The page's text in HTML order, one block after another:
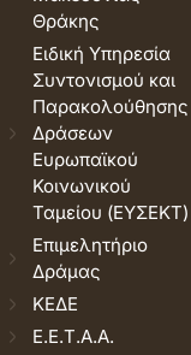
Θράκης
Ειδική Υπηρεσία
Συντονισμού και
Παρακολούθησης
Δράσεων
Ευρωπαϊκού
Κοινωνικού
Ταμείου (ΕΥΣΕΚΤ)
Επιμελητήριο
Δράμας
ΚΕΔΕ
Ε.Ε.Τ.Α.Α.